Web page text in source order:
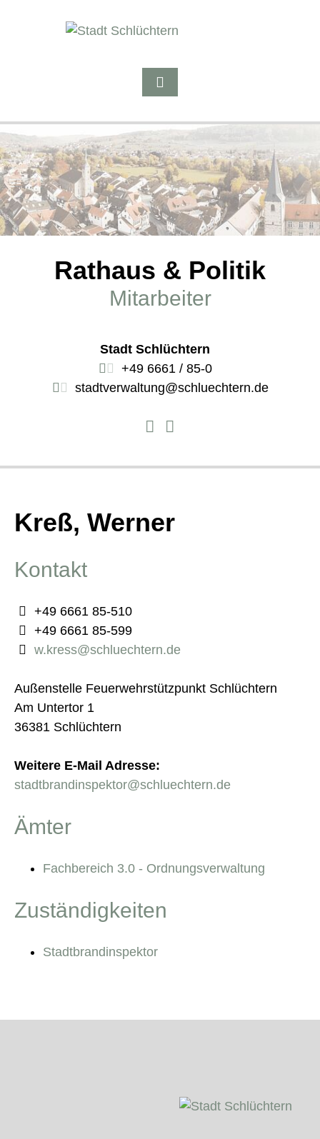
Rathaus & Politik
Mitarbeiter
Stadt Schlüchtern
+49 6661 / 85-0
stadtverwaltung@schluechtern.de
Kreß, Werner
Kontakt
+49 6661 85-510
+49 6661 85-599
w.kress@schluechtern.de
Außenstelle Feuerwehrstützpunkt Schlüchtern
Am Untertor 1
36381 Schlüchtern
Weitere E-Mail Adresse:
stadtbrandinspektor@schluechtern.de
Ämter
Fachbereich 3.0 - Ordnungsverwaltung
Zuständigkeiten
Stadtbrandinspektor